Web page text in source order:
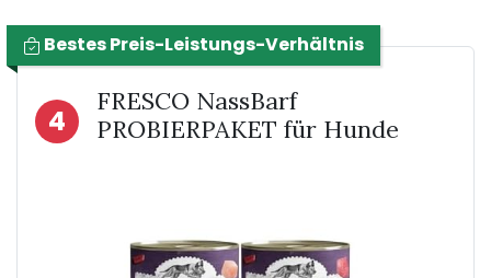
Bestes Preis-Leistungs-Verhältnis
4
FRESCO NassBarf
PROBIERPAKET für Hunde